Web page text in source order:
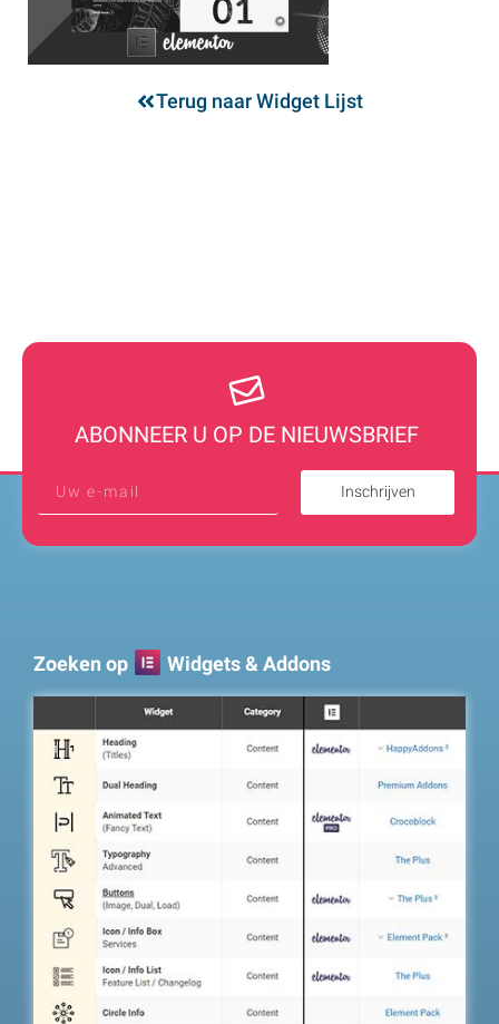
Terug naar Widget Lijst
ABONNEER U OP DE NIEUWSBRIEF
Inschrijven
Zoeken op Widgets & Addons